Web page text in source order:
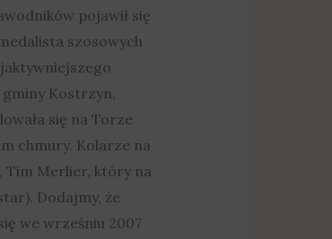
pojawił się
szosowych
Kostrzyn,
się na Torze
chmury. Kolarze na
Tim Merlier, który na
Dodajmy, że
we wrześniu 2007